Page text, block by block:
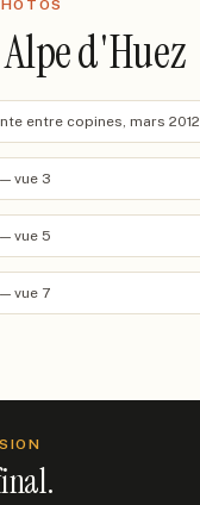
S
d'Huez
entre copines, mars 2012
vue 3
vue 5
vue 7